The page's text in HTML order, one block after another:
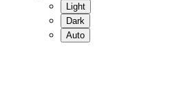
Light
Dark
Auto